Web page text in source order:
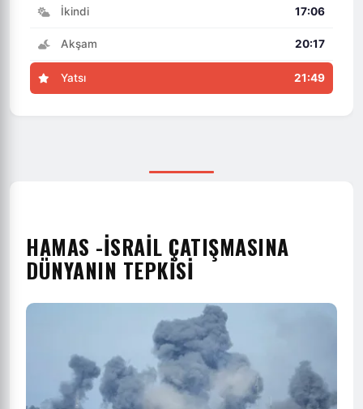
İkindi 17:06
Akşam 20:17
Yatsı 21:49
HAMAS -İSRAIL ÇATIŞMASINA
DÜNYANIN TEPKISI